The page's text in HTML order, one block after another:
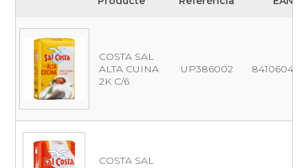
COSTA SAL
ALTA CUINA
2K C/6
UP386002
COSTA SAL